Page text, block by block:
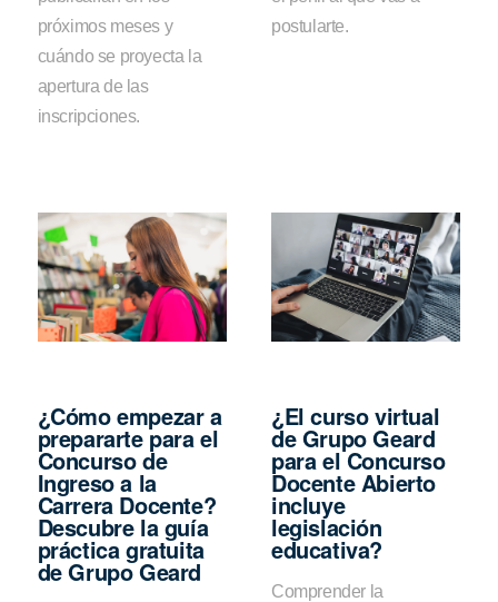
próximos meses y
cuándo se proyecta la
apertura de las
inscripciones.
postularte.
¿Cómo empezar a
prepararte para el
Concurso de
Ingreso a la
Carrera Docente?
Descubre la guía
práctica gratuita
de Grupo Geard
¿El curso virtual
de Grupo Geard
para el Concurso
Docente Abierto
incluye
legislación
educativa?
Comprender la